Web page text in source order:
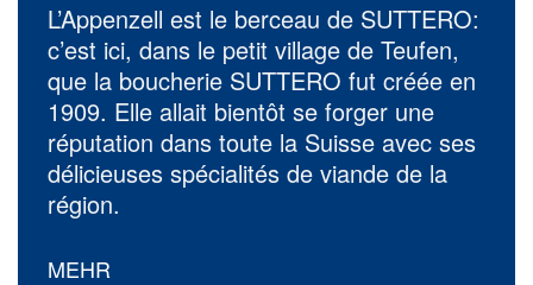
L’Appenzell est le berceau de SUTTERO:
c’est ici, dans le petit village de Teufen,
que la boucherie SUTTERO fut créée en
1909. Elle allait bientôt se forger une
réputation dans toute la Suisse avec ses
délicieuses spécialités de viande de la
région.
MEHR